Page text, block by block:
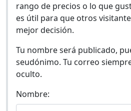
rango de precios o lo que
es útil para que otros
mejor decisión.
Tu nombre será publicado,
seudónimo. Tu correo
oculto.
Nombre: